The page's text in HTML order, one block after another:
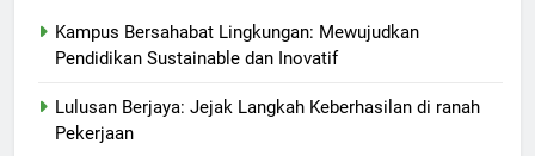
Kampus Bersahabat Lingkungan: Mewujudkan
Pendidikan Sustainable dan Inovatif
Lulusan Berjaya: Jejak Langkah Keberhasilan di ranah
Pekerjaan